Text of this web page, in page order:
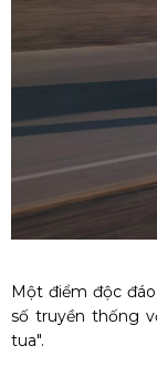
Một điểm độc
số truyền thống
tua".